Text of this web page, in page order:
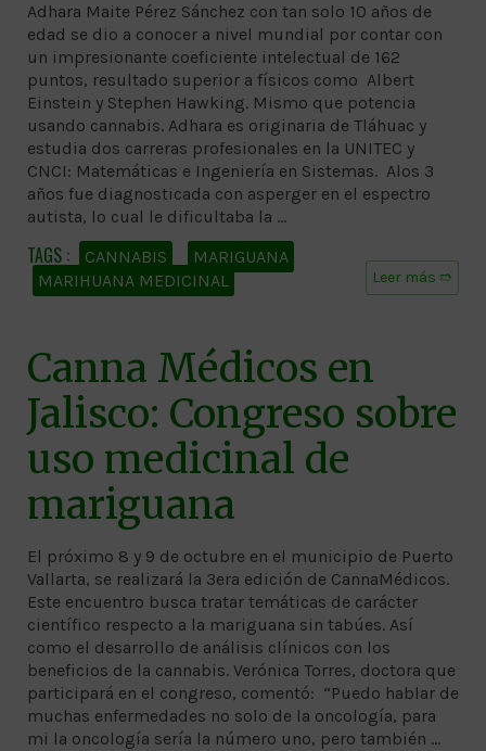
Adhara Maite Pérez Sánchez con tan solo 10 años de
edad se dio a conocer a nivel mundial por contar con
un impresionante coeficiente intelectual de 162
puntos, resultado superior a físicos como Albert
Einstein y Stephen Hawking. Mismo que potencia
usando cannabis. Adhara es originaria de Tláhuac y
estudia dos carreras profesionales en la UNITEC y
CNCI: Matemáticas e Ingeniería en Sistemas. Alos 3
años fue diagnosticada con asperger en el espectro
autista, lo cual le dificultaba la …
Leer más ➱
CANNABIS
MARIGUANA
MARIHUANA MEDICINAL
Canna Médicos en
Jalisco: Congreso sobre
uso medicinal de
mariguana
El próximo 8 y 9 de octubre en el municipio de Puerto
Vallarta, se realizará la 3era edición de CannaMédicos.
Este encuentro busca tratar temáticas de carácter
científico respecto a la mariguana sin tabúes. Así
como el desarrollo de análisis clínicos con los
beneficios de la cannabis. Verónica Torres, doctora que
participará en el congreso, comentó: “Puedo hablar de
muchas enfermedades no solo de la oncología, para
mi la oncología sería la número uno, pero también …